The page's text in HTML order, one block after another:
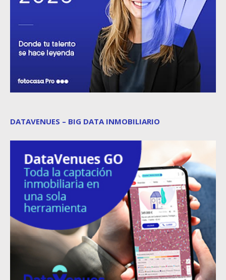
DATAVENUES – BIG DATA INMOBILIARIO